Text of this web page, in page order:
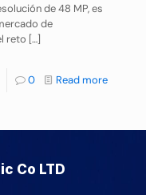
de 48 MP, es
de
reto […]
0 Read more
Co LTD